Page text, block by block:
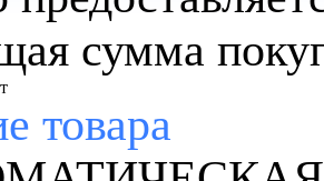
сумма
товара